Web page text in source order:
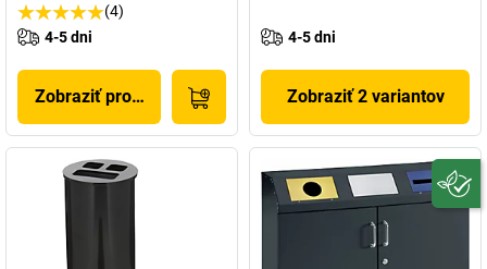
(4)
4-5 dni
Zobraziť produkt
4-5 dni
Zobraziť 2 variantov